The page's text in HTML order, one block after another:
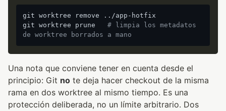
git worktree remove ../app-hotfix
git worktree prune # limpia los metadatos
de worktree borrados a mano
Una nota que conviene tener en cuenta desde el
principio: Git no te deja hacer checkout de la misma
rama en dos worktree al mismo tiempo. Es una
protección deliberada, no un límite arbitrario. Dos